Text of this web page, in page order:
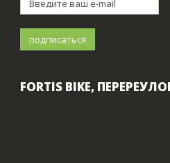
FORTIS BIKE,